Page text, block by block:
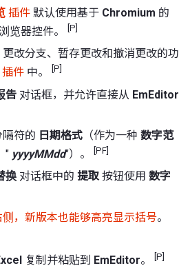
插件 默认使用基于 Chromium 的
浏览器控件。 [P]
改分支、暂存更改和撤消更改的功
插件 中。 [P]
告 对话框，并允许直接从 EmEditor
符的 日期格式 （作为一种 数字范
" yyyyMMdd"）。 [PF]
换 对话框中的 提取按钮使用 数字
，新版本也能够高亮显示括号。
复制并粘贴到 EmEditor。 [P]